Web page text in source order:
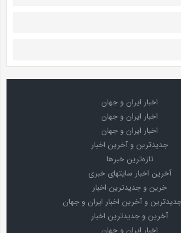
اخبار ایران و جهان
اخبار ایران و جهان
اخبار ایران و جهان
جدیدترین و آخرین اخبار
تازه‌ترین خبرها
آخرین اخبار سایتهای خبری
خرین و جدیدترین اخبار
و آخرین اخبار ایران و جهان
آخرین و جدیدترین اخبار
اخبار ایران و جهان